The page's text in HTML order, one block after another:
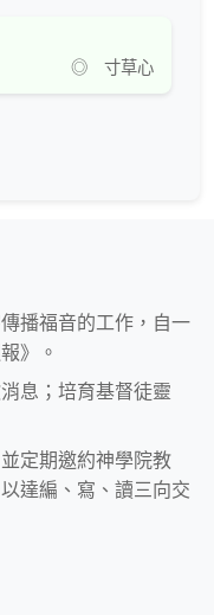
◎ 寸草心
播福音的工作，自一
》。
息；培育基督徒靈
定期邀約神學院教
達編、寫、讀三向交